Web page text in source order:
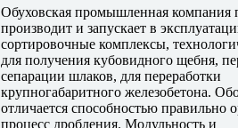
Обуховская промышленная компания
производит и запускает в
сортировочные комплексы,
для получения кубовидного щебня,
сепарации шлаков, для переработки
крупногабаритного железобетона.
отличается способностью правильно
процесс дробления. Модульность и